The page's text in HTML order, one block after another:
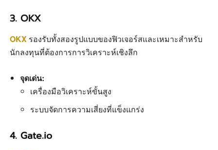
3. OKX
OKX รองรับทั้งสองรูปแบบของฟิวเจอร์สและเหมาะสำหรับ
นักลงทุนที่ต้องการการวิเคราะห์เชิงลึก
จุดเด่น:
เครื่องมือวิเคราะห์ขั้นสูง
ระบบจัดการความเสี่ยงที่แข็งแกร่ง
4. Gate.io